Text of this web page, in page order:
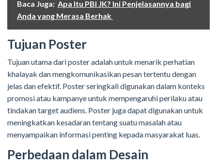
Baca Juga: Apa Itu PBI JK? Ini Penjelasannya bagi
Anda yang Merasa Berhak
Tujuan Poster
Tujuan utama dari poster adalah untuk menarik perhatian
khalayak dan mengkomunikasikan pesan tertentu dengan
jelas dan efektif. Poster seringkali digunakan dalam konteks
promosi atau kampanye untuk mempengaruhi perilaku atau
tindakan target audiens. Poster juga dapat digunakan untuk
meningkatkan kesadaran tentang suatu masalah atau
menyampaikan informasi penting kepada masyarakat luas.
Perbedaan dalam Desain